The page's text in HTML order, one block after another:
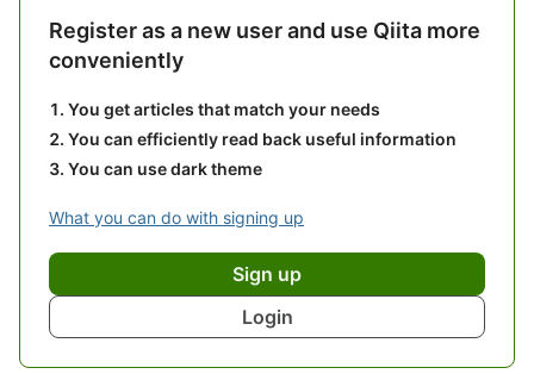
Register as a new user and use Qiita more
conveniently
You get articles that match your needs
You can efficiently read back useful information
You can use dark theme
What you can do with signing up
Sign up
Login